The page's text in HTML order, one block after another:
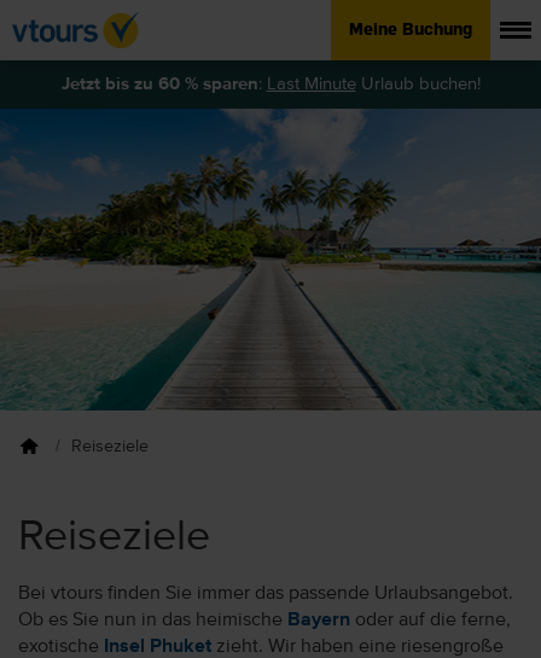
Meine Buchung
Jetzt bis zu 60 % sparen: Last MinuteUrlaub buchen!
Reiseziele
Reiseziele
Bei vtours finden Sie immer das passende Urlaubsangebot.
Ob es Sie nun in das heimische Bayern oder auf die ferne,
exotische
Insel Phuket zieht. Wir haben eine riesengroße